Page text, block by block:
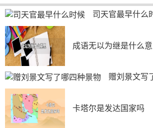
司天官最早什么
成语无以为继是什么
赠刘景文写
卡塔尔是发达国家吗